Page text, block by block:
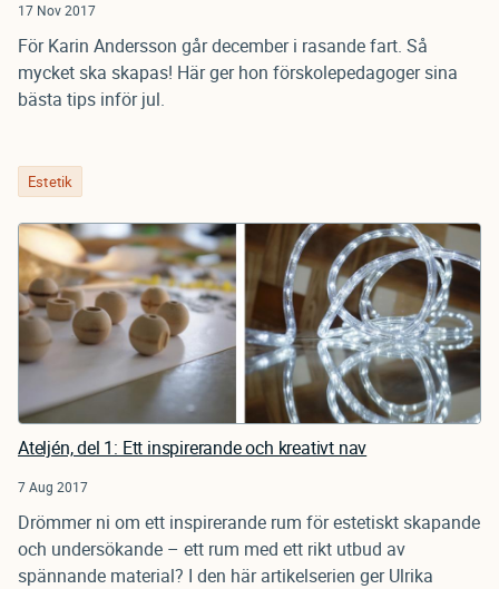
17 Nov 2017
För Karin Andersson går december i rasande fart. Så
mycket ska skapas! Här ger hon förskolepedagoger sina
bästa tips inför jul.
Estetik
Ateljén, del 1: Ett inspirerande och kreativt nav
7 Aug 2017
Drömmer ni om ett inspirerande rum för estetiskt skapande
och undersökande – ett rum med ett rikt utbud av
spännande material? I den här artikelserien ger Ulrika